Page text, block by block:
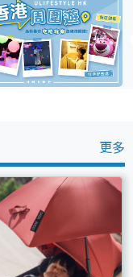
更多